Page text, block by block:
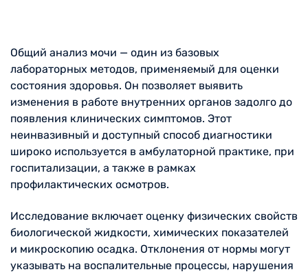
Общий анализ мочи — один из базовых
лабораторных методов, применяемый для оценки
состояния здоровья. Он позволяет выявить
изменения в работе внутренних органов задолго до
появления клинических симптомов. Этот
неинвазивный и доступный способ диагностики
широко используется в амбулаторной практике, при
госпитализации, а также в рамках
профилактических осмотров.
Исследование включает оценку физических свойств
биологической жидкости, химических показателей
и микроскопию осадка. Отклонения от нормы могут
указывать на воспалительные процессы, нарушения